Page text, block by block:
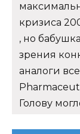
кризиса
, но
зрения
аналоги
Голову